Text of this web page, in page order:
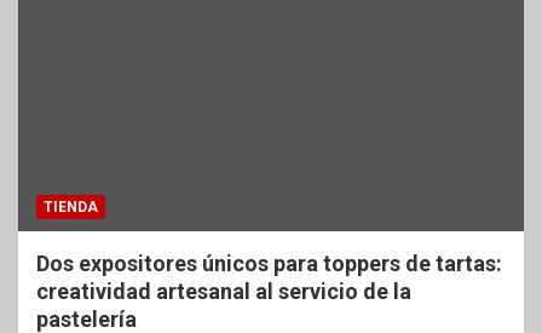
TIENDA
Dos expositores únicos para toppers de tartas:
creatividad artesanal al servicio de la
pastelería